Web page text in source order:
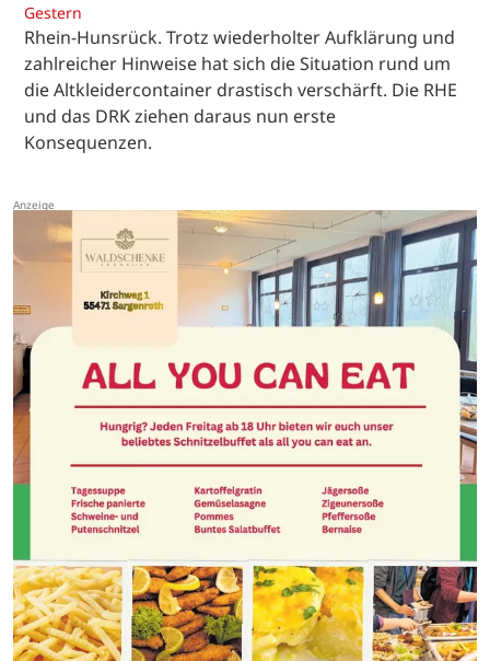
Gestern
Rhein-Hunsrück. Trotz wiederholter Aufklärung und
zahlreicher Hinweise hat sich die Situation rund um
die Altkleidercontainer drastisch verschärft. Die RHE
und das DRK ziehen daraus nun erste
Konsequenzen.